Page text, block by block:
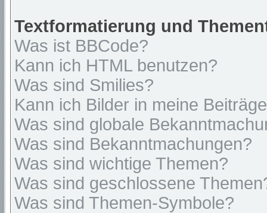
Textformatierung und
Was ist BBCode?
Kann ich HTML benutzen?
Was sind Smilies?
Kann ich Bilder in meine
Was sind globale
Was sind Bekanntmachungen?
Was sind wichtige Themen?
Was sind geschlossene
Was sind Themen-Symbole?